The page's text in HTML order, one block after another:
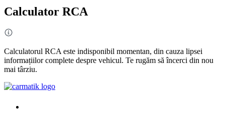
Calculator RCA
Calculatorul RCA este indisponibil momentan, din cauza lipsei
informațiilor complete despre vehicul. Te rugăm să încerci din nou
mai târziu.